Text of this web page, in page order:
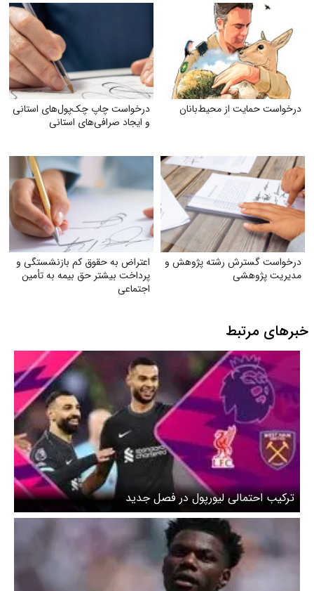
درخواست حمایت از محیط‌بانان
درخواست چاپ چک‌‌پول‌‌های استانی
و ایجاد صرافی‌‌های استانی
درخواست گسترش رشته پژوهش و
مدیریت پژوهشی
اعتراض به حقوق کم بازنشستگی و
پرداخت بیشتر حق بیمه به تأمین
اجتماعی
خبرهای مرتبط
ترکیب احتمالی لیورپول در فصل جدید